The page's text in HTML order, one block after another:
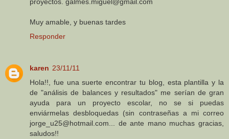
Muy amable, y buenas tardes
Responder
karen 23/11/11
Hola!!, fue una suerte encontrar tu blog, esta plantilla y la
de "análisis de balances y resultados" me serían de gran
ayuda para un proyecto escolar, no se si puedas
enviármelas desbloquedas (sin contraseñas a mi correo
jorge_u25@hotmail.com... de ante mano muchas gracias,
saludos!!